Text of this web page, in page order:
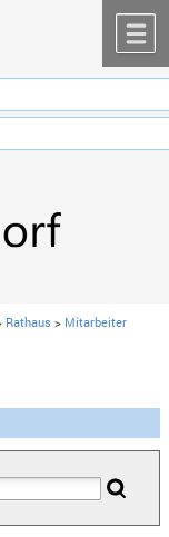
Rathaus > Mitarbeiter